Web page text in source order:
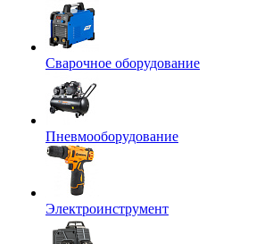
Сварочное оборудование
Пневмооборудование
Электроинструмент